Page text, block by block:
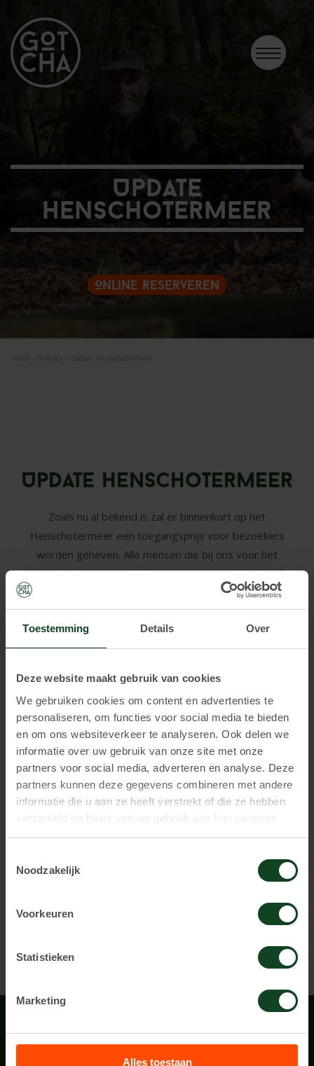
Toestemming Details Over
Deze website maakt gebruik van cookies
We gebruiken cookies om content en advertenties te
personaliseren, om functies voor social media te bieden
en om ons websiteverkeer te analyseren. Ook delen we
informatie over uw gebruik van onze site met onze
partners voor social media, adverteren en analyse. Deze
partners kunnen deze gegevens combineren met andere
informatie die u aan ze heeft verstrekt of die ze hebben
verzameld op basis van uw gebruik van hun services.
Noodzakelijk
Voorkeuren
Statistieken
Marketing
Alles toestaan
Update
Henschotermeer
Online Reserveren
Update Henschotermeer
Zoals nu al bekend is zal er binnenkort op het
Henschotermeer een toegangsprijs voor bezoekers
worden geheven. Alle mensen die bij ons voor het
Outdoor lasergame hebben gereserveerd, inclusief
begeleiders die niet meespelen, zullen dan van ons een
code ontvangen om op het terrein te komen. Extra
kosten, behoudens parkeerkosten, zijn dan niet aan de
orde. Momenteel is nog niet precies bekend wanneer
verwachting is dat 1 mei.
8.7